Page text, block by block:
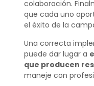
colaboración.
que cada uno
el éxito de la
Una correcta
puede dar lugar a
que producen
maneje con